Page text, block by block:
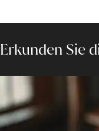
Erkunden Sie